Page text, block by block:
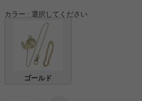
カラー 選択してください
ゴールド